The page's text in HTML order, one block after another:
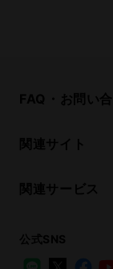
FAQ・お問い
関連サイト
関連サービス
公式SNS
LINE